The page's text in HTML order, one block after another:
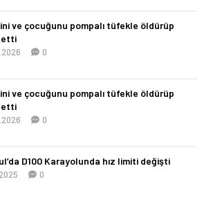
ve çocuğunu pompalı tüfekle öldürüp
etti
0
ve çocuğunu pompalı tüfekle öldürüp
etti
0
D100 Karayolunda hız limiti değişti
0